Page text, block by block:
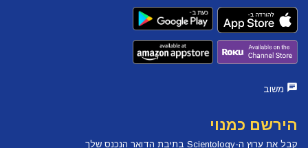
משוב
הירשם כמנוי
קבל את ערוץ ה-Scientology בתיבת הדואר הנכנס שלך